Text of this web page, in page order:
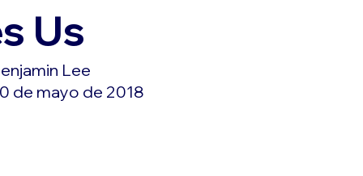
Us
Lee
de mayo de 2018